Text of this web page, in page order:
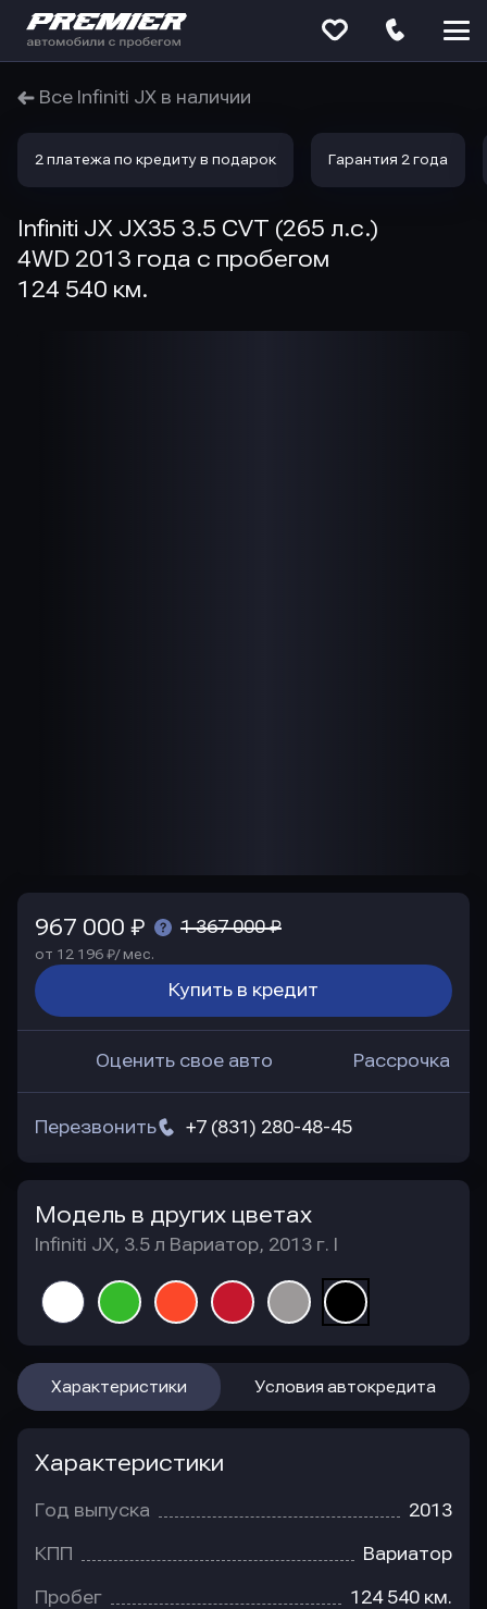
Все Infiniti JX в наличии
2 платежа по кредиту в подарок Гарантия 2 года
Infiniti JX JX35 3.5 CVT (265 л.с.)
4WD 2013 года с пробегом
124 540 км.
967 000 ₽ 1 367 000 ₽
от 12 196 ₽/ мес.
Купить в кредит
Оценить свое авто Рассрочка
+7 (831) 280-48-45
Перезвонить
Модель в других цветах
Infiniti JX, 3.5 л Вариатор, 2013 г. I
Характеристики Условия автокредита
Характеристики
Год выпуска 2013
КПП Вариатор
Пробег 124 540 км.